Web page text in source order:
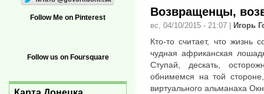
Возвращенцы,
вс, 04/10/2015 - 21:07 Игорь
Кто-то считает, что жизнь
чудная африканская
Ступай, дескать,
обнимемся на той
виртуального альманаха
Follow Me on Pinterest
Follow us on Foursquare